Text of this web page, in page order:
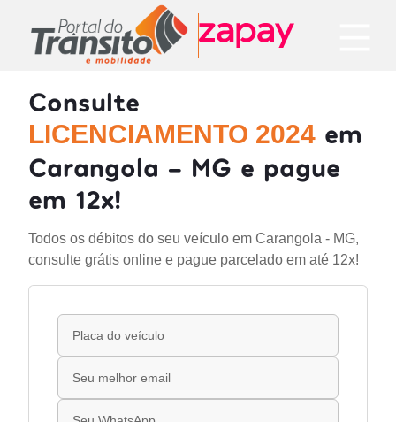
Consulte
LICENCIAMENTO 2024 em
Carangola - MG e pague
em 12x!
Todos os débitos do seu veículo em Carangola - MG,
consulte grátis online e pague parcelado em até 12x!